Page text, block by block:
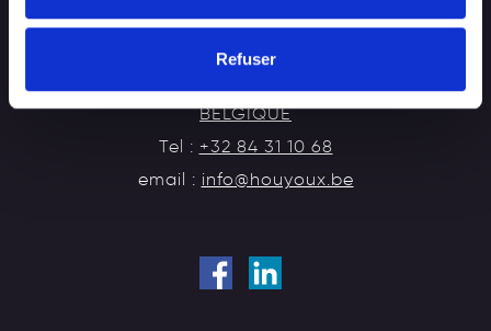
Refuser
Chaussée de Rochefort, 29
B-6900 Marche-en-Famenne (Marloie)
BELGIQUE
Tel : +32 84 31 10 68
email : info@houyoux.be